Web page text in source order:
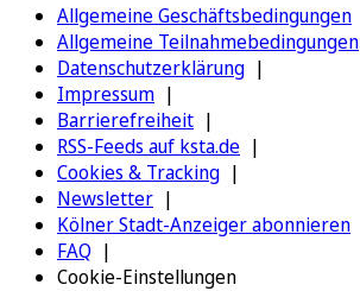
Allgemeine Geschäftsbedingungen
Allgemeine Teilnahmebedingungen
Datenschutzerklärung
Impressum
Barrierefreiheit
RSS-Feeds auf ksta.de
Cookies & Tracking
Newsletter
Kölner Stadt-Anzeiger abonnieren
FAQ
Cookie-Einstellungen